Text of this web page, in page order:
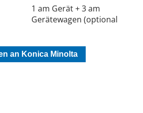
1 am Gerät + 3 am
Gerätewagen (optional
an Konica Minolta